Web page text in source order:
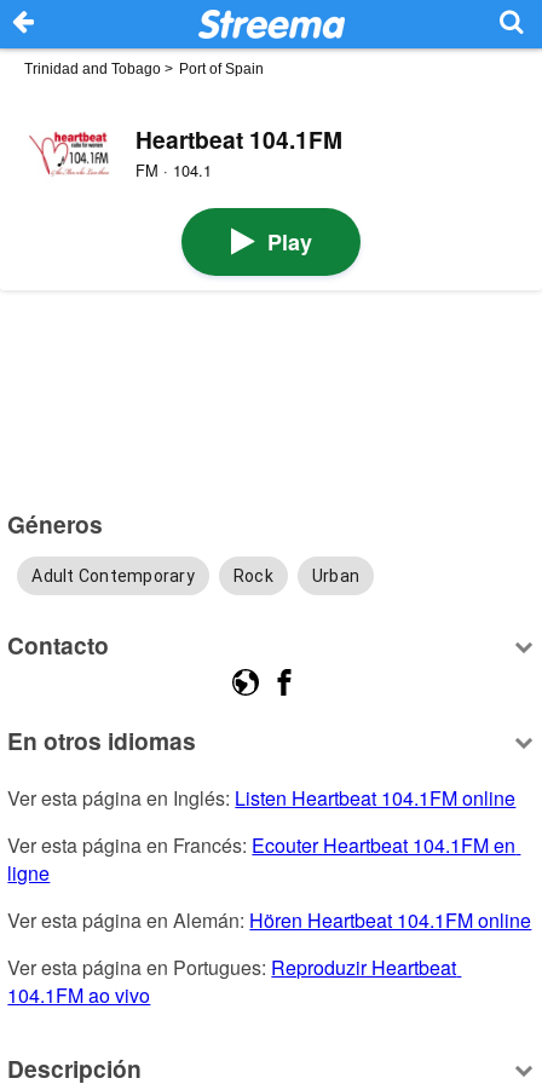
Trinidad and Tobago > Port of Spain
Heartbeat 104.1FM
FM · 104.1
Play
Géneros
Adult Contemporary Rock Urban
Contacto
En otros idiomas
Ver esta página en Inglés: Listen Heartbeat 104.1FM online
Ver esta página en Francés: Ecouter Heartbeat 104.1FM en
ligne
Ver esta página en Alemán: Hören Heartbeat 104.1FM online
Ver esta página en Portugues: Reproduzir Heartbeat
104.1FM ao vivo
Descripción